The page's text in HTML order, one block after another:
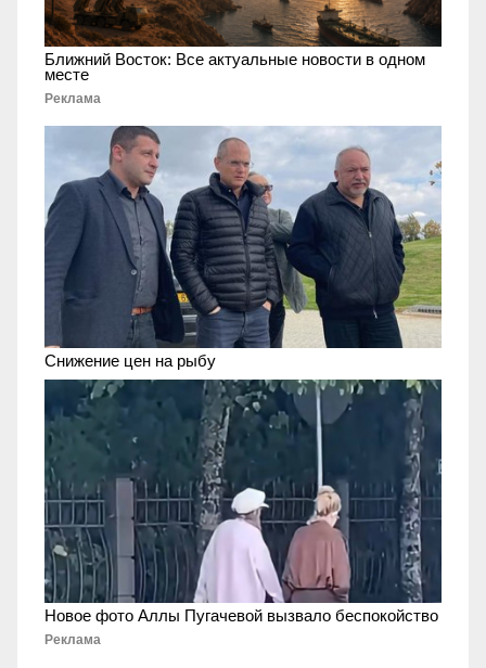
Ближний Восток: Все актуальные новости в одном
месте
Реклама
Снижение цен на рыбу
Новое фото Аллы Пугачевой вызвало беспокойство
Реклама